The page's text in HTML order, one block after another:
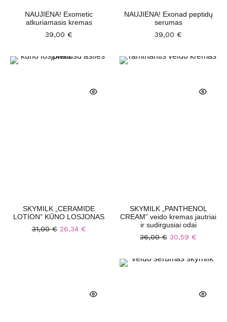
NAUJIENA! Exometic
atkuriamasis kremas
39,00 €
NAUJIENA! Exonad peptidų
serumas
39,00 €
SKYMILK „CERAMIDE
LOTION” KŪNO LOSJONAS
31,00€ 26,34 €
SKYMILK „PANTHENOL
CREAM” veido kremas jautriai
ir sudirgusiai odai
36,00€ 30,59 €